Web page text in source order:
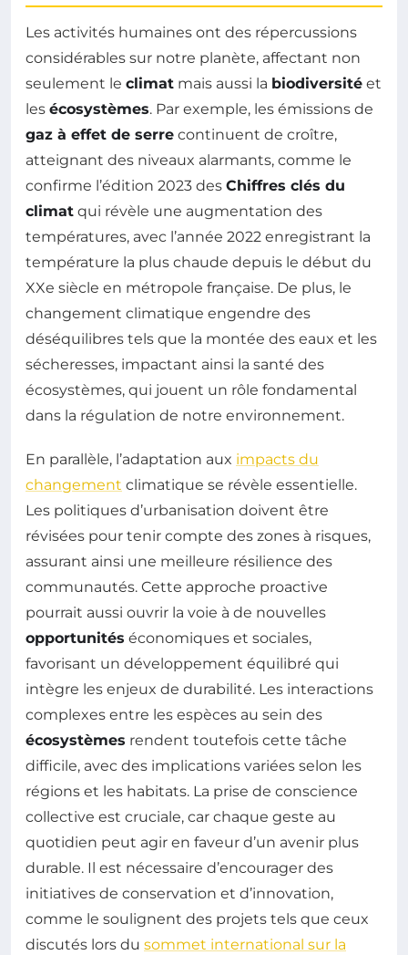
Les activités humaines ont des répercussions
considérables sur notre planète, affectant non
seulement le climat mais aussi la biodiversité et
les écosystèmes. Par exemple, les émissions de
gaz à effet de serre continuent de croître,
atteignant des niveaux alarmants, comme le
confirme l’édition 2023 des Chiffres clés du
climat qui révèle une augmentation des
températures, avec l’année 2022 enregistrant la
température la plus chaude depuis le début du
XXe siècle en métropole française. De plus, le
changement climatique engendre des
déséquilibres tels que la montée des eaux et les
sécheresses, impactant ainsi la santé des
écosystèmes, qui jouent un rôle fondamental
dans la régulation de notre environnement.
En parallèle, l’adaptation aux impacts du
changement climatique se révèle essentielle.
Les politiques d’urbanisation doivent être
révisées pour tenir compte des zones à risques,
assurant ainsi une meilleure résilience des
communautés. Cette approche proactive
pourrait aussi ouvrir la voie à de nouvelles
opportunités économiques et sociales,
favorisant un développement équilibré qui
intègre les enjeux de durabilité. Les interactions
complexes entre les espèces au sein des
écosystèmes rendent toutefois cette tâche
difficile, avec des implications variées selon les
régions et les habitats. La prise de conscience
collective est cruciale, car chaque geste au
quotidien peut agir en faveur d’un avenir plus
durable. Il est nécessaire d’encourager des
initiatives de conservation et d’innovation,
comme le soulignent des projets tels que ceux
discutés lors du sommet international sur la